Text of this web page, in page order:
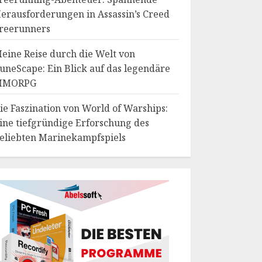
in Assassin’s Creed
Reise durch die Welt von
Ein Blick auf das legendäre
Faszination von World of Warships:
tiefgründige Erforschung des
Marinekampfspiels